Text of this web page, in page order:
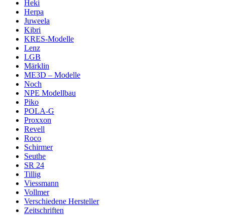
Heki
Herpa
Juweela
Kibri
KRES-Modelle
Lenz
LGB
Märklin
ME3D – Modelle
Noch
NPE Modellbau
Piko
POLA-G
Proxxon
Revell
Roco
Schirmer
Seuthe
SR 24
Tillig
Viessmann
Vollmer
Verschiedene Hersteller
Zeitschriften